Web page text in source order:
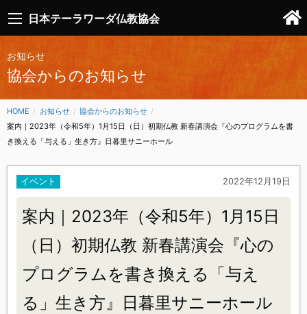
日本テーラワーダ仏教協会
お知らせ
協会からのお知らせ
HOME お知らせ
協会からのお知らせ
CURRENT:
案内｜2023年（令和5年）1月15日（日）初期仏教 新春講演会『心のプログラムを書
き換える「与える」生き方』日暮里サニーホール
イベント 2022年12月19日
案内｜2023年（令和5年）1月15日
（日）初期仏教 新春講演会『心の
プログラムを書き換える「与え
る」生き方』日暮里サニーホール